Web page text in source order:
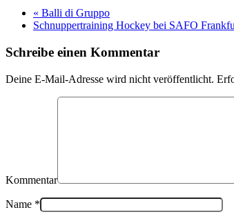
« Balli di Gruppo
Schnuppertraining Hockey bei SAFO
Schreibe einen Kommentar
Deine E-Mail-Adresse wird nicht veröffentlicht.
Kommentar
Name *